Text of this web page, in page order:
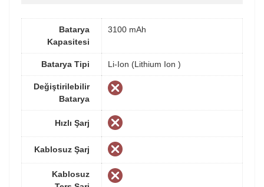
Batarya
Kapasitesi
3100 mAh
Batarya Tipi Li-Ion (Lithium Ion )
Değiştirilebilir
Batarya
Hızlı Şarj
Kablosuz Şarj
Kablosuz